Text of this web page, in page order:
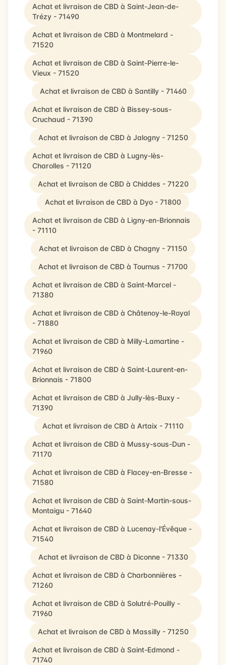
Achat et livraison de CBD à Saint-Jean-de-
Trézy - 71490
Achat et livraison de CBD à Montmelard -
71520
Achat et livraison de CBD à Saint-Pierre-le-
Vieux - 71520
Achat et livraison de CBD à Santilly - 71460
Achat et livraison de CBD à Bissey-sous-
Cruchaud - 71390
Achat et livraison de CBD à Jalogny - 71250
Achat et livraison de CBD à Lugny-lès-
Charolles - 71120
Achat et livraison de CBD à Chiddes - 71220
Achat et livraison de CBD à Dyo - 71800
Achat et livraison de CBD à Ligny-en-Brionnais
- 71110
Achat et livraison de CBD à Chagny - 71150
Achat et livraison de CBD à Tournus - 71700
Achat et livraison de CBD à Saint-Marcel -
71380
Achat et livraison de CBD à Châtenoy-le-Royal
- 71880
Achat et livraison de CBD à Milly-Lamartine -
71960
Achat et livraison de CBD à Saint-Laurent-en-
Brionnais - 71800
Achat et livraison de CBD à Jully-lès-Buxy -
71390
Achat et livraison de CBD à Artaix - 71110
Achat et livraison de CBD à Mussy-sous-Dun -
71170
Achat et livraison de CBD à Flacey-en-Bresse -
71580
Achat et livraison de CBD à Saint-Martin-sous-
Montaigu - 71640
Achat et livraison de CBD à Lucenay-l'Évêque -
71540
Achat et livraison de CBD à Diconne - 71330
Achat et livraison de CBD à Charbonnières -
71260
Achat et livraison de CBD à Solutré-Pouilly -
71960
Achat et livraison de CBD à Massilly - 71250
Achat et livraison de CBD à Saint-Edmond -
71740